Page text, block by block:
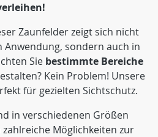
Zaunfelder zeigt sich nicht
sondern auch in
Sie bestimmte Bereiche
Kein Problem! Unsere
für gezielten Sichtschutz.
in verschiedenen Größen
Möglichkeiten zur